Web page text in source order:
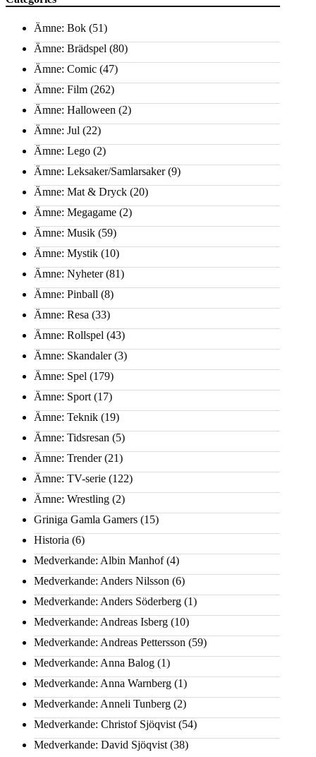
Ämne: Bok (51)
Ämne: Brädspel (80)
Ämne: Comic (47)
Ämne: Film (262)
Ämne: Halloween (2)
Ämne: Jul (22)
Ämne: Lego (2)
Ämne: Leksaker/Samlarsaker(9)
Ämne: Mat & Dryck (20)
Ämne: Megagame (2)
Ämne: Musik (59)
Ämne: Mystik (10)
Ämne: Nyheter(81)
Ämne: Pinball (8)
Ämne: Resa (33)
Ämne: Rollspel (43)
Ämne: Skandaler(3)
Ämne: Spel (179)
Ämne: Sport (17)
Ämne: Teknik (19)
Ämne: Tidsresan (5)
Ämne: Trender(21)
Ämne: TV-serie (122)
Ämne: Wrestling (2)
Griniga Gamla Gamers (15)
Historia (6)
Medverkande: Albin Manhof(4)
Medverkande: Anders Nilsson (6)
Medverkande: Anders Söderberg (1)
Medverkande: Andreas Isberg (10)
Medverkande: Andreas Pettersson (59)
Medverkande: Anna Balog (1)
Medverkande: Anna Warnberg (1)
Medverkande: Anneli Tunberg (2)
Medverkande: Christof Sjöqvist (54)
Medverkande: David Sjöqvist (38)